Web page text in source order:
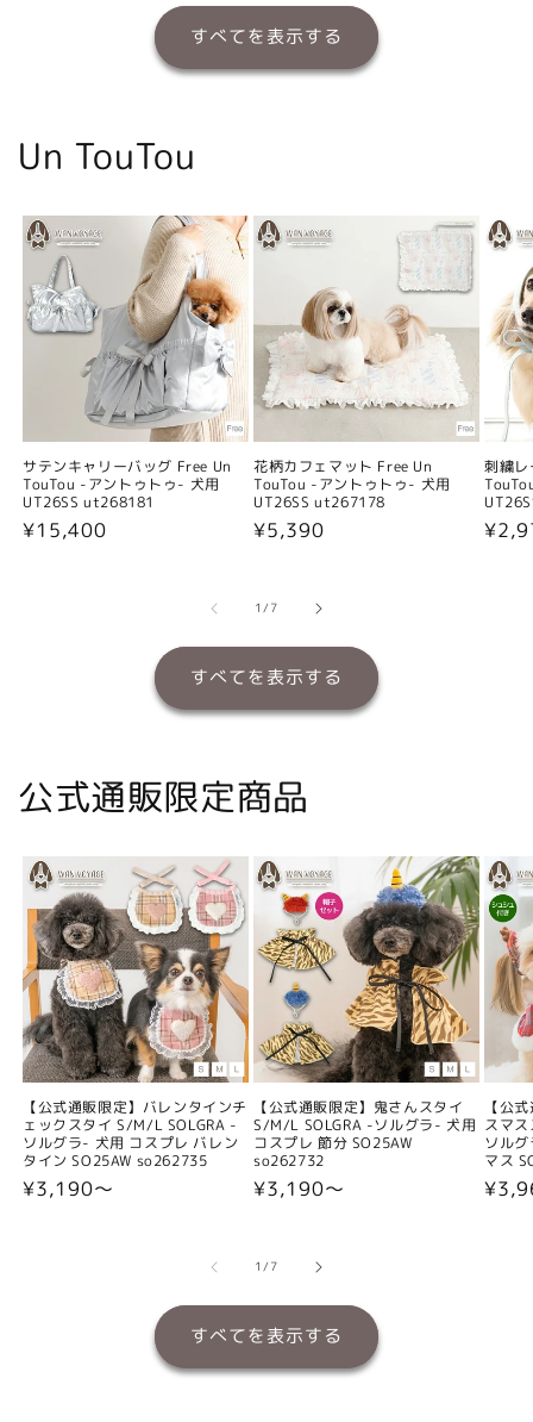
すべてを表示する
Un TouTou
サテンキャリーバッグ Free Un
TouTou -アントゥトゥ- 犬用
UT26SS ut268181
通
¥15,400
花柄カフェマット Free Un
TouTou -アントゥトゥ- 犬用
UT26SS ut267178
通
格
¥5,390
刺繍
通
1/の
7
すべてを表示する
公式通販限定商品
【公式通販限定】バレンタインチ
ェックスタイ S/M/L SOLGRA -
ソルグラ- 犬用 コスプレ バレン
タイン SO25AW so262735
通
¥3,190〜
【公式通販限定】鬼さんスタイ
S/M/L SOLGRA -ソルグラ- 犬用
コスプレ 節分 SO25AW
so262732
通
格
¥3,190〜
【公
スマ
ソル
マス
通
1/の
7
すべてを表示する